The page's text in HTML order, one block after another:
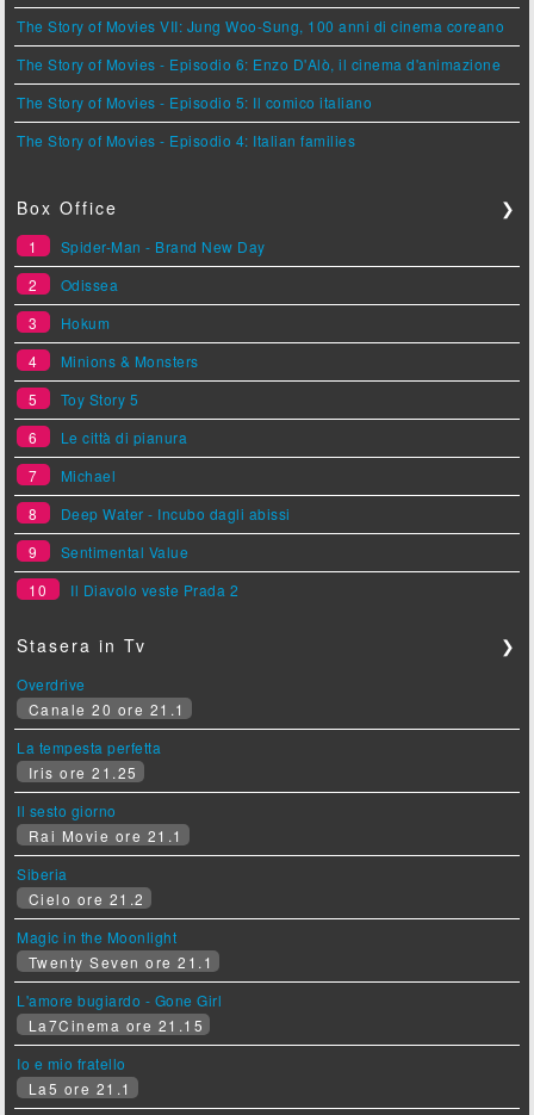
The Story of Movies VII: Jung Woo-Sung, 100 anni di cinema coreano
The Story of Movies - Episodio 6: Enzo D'Alò, il cinema d'animazione
The Story of Movies - Episodio 5: Il comico italiano
The Story of Movies - Episodio 4: Italian families
Box Office ❯
1
Spider-Man - Brand New Day
2
Odissea
3
Hokum
4
Minions & Monsters
5
Toy Story 5
6
Le città di pianura
7
Michael
8
Deep Water - Incubo dagli abissi
9
Sentimental Value
10
Il Diavolo veste Prada 2
Stasera in Tv ❯
Overdrive
Canale 20 ore 21.1
La tempesta perfetta
Iris ore 21.25
Il sesto giorno
Rai Movie ore 21.1
Siberia
Cielo ore 21.2
Magic in the Moonlight
Twenty Seven ore 21.1
L'amore bugiardo - Gone Girl
La7Cinema ore 21.15
Io e mio fratello
La5 ore 21.1